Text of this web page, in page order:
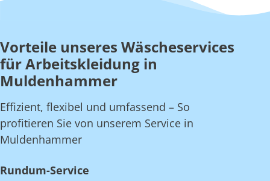
Vorteile unseres Wäscheservices
für Arbeitskleidung in
Muldenhammer
Effizient, flexibel und umfassend – So
profitieren Sie von unserem Service in
Muldenhammer
Rundum-Service